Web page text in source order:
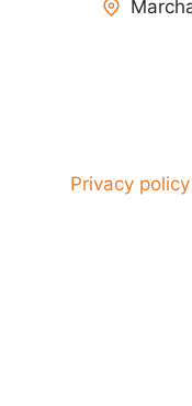
Privacy policy